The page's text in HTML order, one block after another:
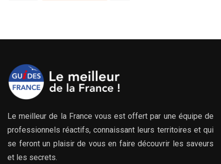
Le meilleur de la France vous est offert par une équipe de
professionnels réactifs, connaissant leurs territoires et qui
se feront un plaisir de vous en faire découvrir les saveurs
et les secrets.